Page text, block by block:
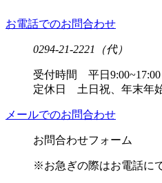
お電話でのお問合わせ
0294-21-2221 （代）
受付時間 平日9:00~17:00
定休日 土日祝、年末年
メールでのお問合わせ
お問合わせフォーム
※お急ぎの際はお電話に